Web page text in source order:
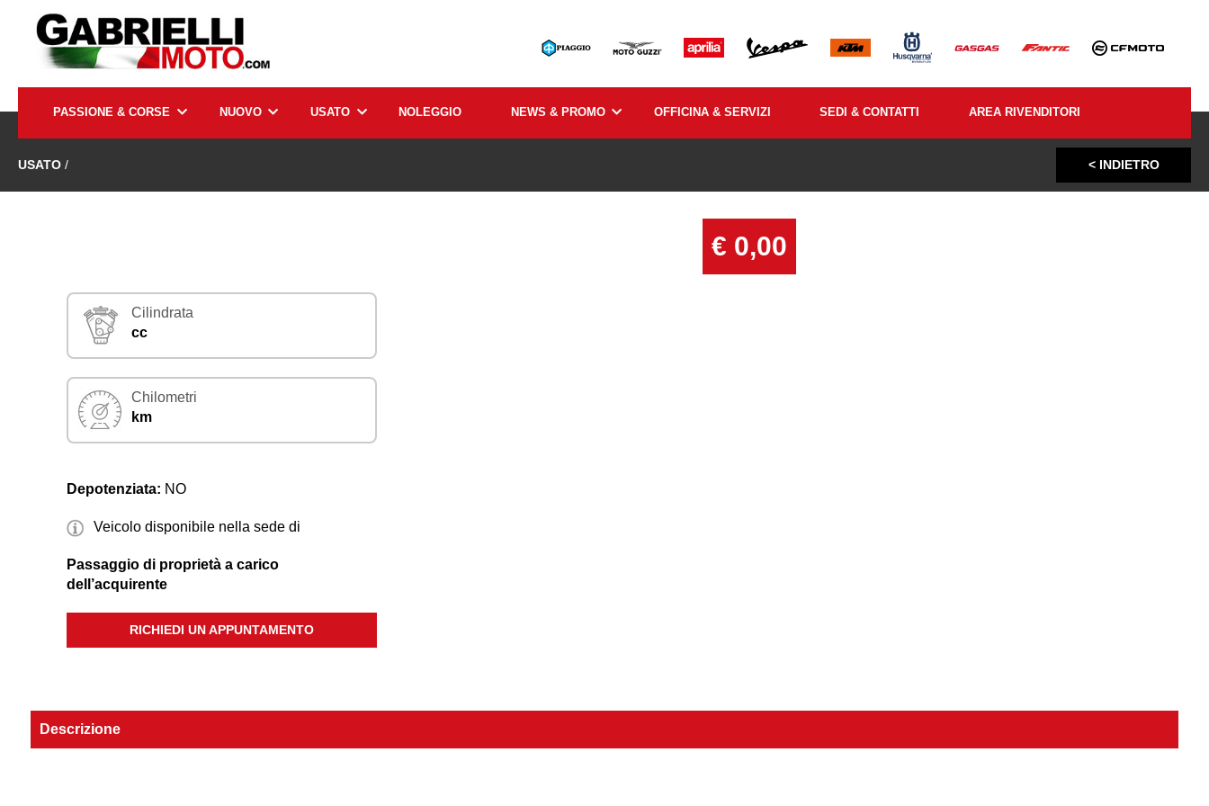
PASSIONE & CORSE NUOVO USATO NOLEGGIO NEWS & PROMO OFFICINA & SERVIZI SEDI & CONTATTI AREA RIVENDITORI
USATO / < INDIETRO
€ 0,00
Cilindrata
cc
Chilometri
km
Depotenziata: NO
Veicolo disponibile nella sede di
Passaggio di proprietà a carico
dell’acquirente
RICHIEDI UN APPUNTAMENTO
Descrizione